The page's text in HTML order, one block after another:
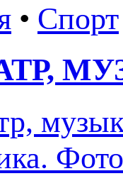
• Спорт